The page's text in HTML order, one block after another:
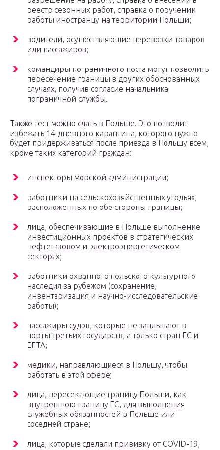
реестр сезонных работ, справка о поручении
работы иностранцу на территории Польши;
водители, осуществляющие перевозки товаров
или пассажиров;
командиры пограничного поста могут позволить
пересечение границы в других обоснованных
случаях, получив согласие начальника
пограничной службы.
Также тест можно сдать в Польше. Это позволит
избежать 14-дневного карантина, которого нужно
будет придерживаться после приезда в Польшу всем,
кроме таких категорий граждан:
инспекторы морской администрации;
работники на сельскохозяйственных угодьях,
расположенных по обе стороны границы;
лица, обеспечивающие в Польше выполнение
инвестиционных проектов в стратегических
нефтегазовом и электроэнергетическом
секторах;
работники охранного польского культурного
наследия за рубежом (сохранение,
инвентаризация и научно-исследовательские
работы);
пассажиры судов, которые не заплывают в
порты третьих государств, а только стран ЕС и
EFTA;
медики, направляющиеся в Польшу, чтобы
работать в этой сфере;
лица, пересекающие границу Польши, как
внутреннюю границу ЕС, для выполнения
служебных обязанностей в Польше или
соседней стране;
лица, которые сделали прививку от COVID-19,